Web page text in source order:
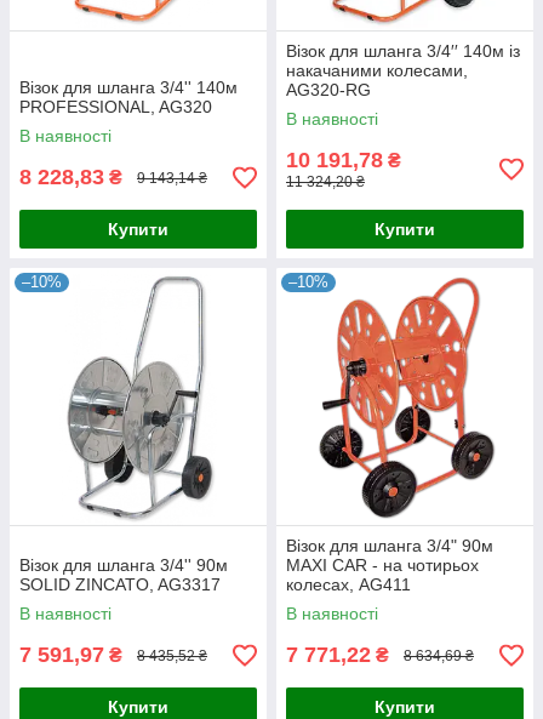
Візок для шланга 3/4'' 140м
PROFESSIONAL, AG320
В наявності
8 228,83 ₴ 9 143,14 ₴
Купити
Візок для шланга 3/4′′ 140м із
накачаними колесами,
AG320-RG
В наявності
10 191,78 ₴
11 324,20 ₴
Купити
–10%
Візок для шланга 3/4'' 90м
SOLID ZINCATO, AG3317
В наявності
7 591,97 ₴ 8 435,52 ₴
Купити
–10%
Візок для шланга 3/4" 90м
MAXI CAR - на чотирьох
колесах, AG411
В наявності
7 771,22 ₴ 8 634,69 ₴
Купити